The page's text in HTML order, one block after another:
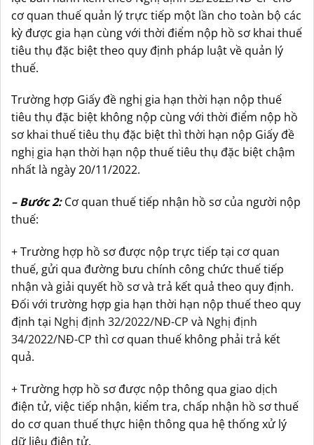
cơ quan thuế quản lý trực tiếp một lần cho toàn bộ các
kỳ được gia hạn cùng với thời điểm nộp hồ sơ khai thuế
tiêu thụ đặc biệt theo quy định pháp luật về quản lý
thuế.
Trường hợp Giấy đề nghị gia hạn thời hạn nộp thuế
tiêu thụ đặc biệt không nộp cùng với thời điểm nộp hồ
sơ khai thuế tiêu thụ đặc biệt thì thời hạn nộp Giấy đề
nghị gia hạn thời hạn nộp thuế tiêu thụ đặc biệt chậm
nhất là ngày 20/11/2022.
– Bước 2:Cơ quan thuế tiếp nhận hồ sơ của người nộp
thuế:
+ Trường hợp hồ sơ được nộp trực tiếp tại cơ quan
thuế, gửi qua đường bưu chính công chức thuế tiếp
nhận và giải quyết hồ sơ và trả kết quả theo quy định.
Đối với trường hợp gia hạn thời hạn nộp thuế theo quy
định tại Nghị định 32/2022/NĐ-CP và Nghị định
34/2022/NĐ-CP thì cơ quan thuế không phải trả kết
quả.
+ Trường hợp hồ sơ được nộp thông qua giao dịch
điện tử, việc tiếp nhận, kiểm tra, chấp nhận hồ sơ thuế
do cơ quan thuế thực hiện thông qua hệ thống xử lý
dữ liệu điện tử.